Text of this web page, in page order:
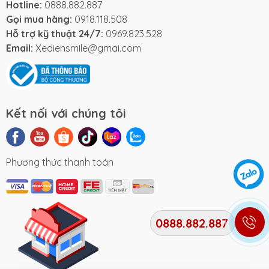
ngay chỉ từ 4-5 ngày
Thời gian mở cửa linh hoạt: 8:00 - 20:00 (Tất cả các
ngày trong tuần)
Hotline mua hàng
Website:xediensmile.com
Email:
Xediensmile@gmail.com
Fanpage:Xe Điện Smile
Youtube :Xe Điện Smile
Địa chỉ cửa hàng:
CN1: 285A Hậu Giang, Phường 9, Quận 6, TP.HCM
CN2: 188 Lạc Long Quân, Phường 3, Quận 11,
TP.HCM
CN3: 190 Lạc Long Quân, Phường 3, Quận 11,
Hotline: 0888.882.887
Gọi mua hàng: 0918.118.508
Hỗ trợ kỹ thuật 24/7: 0969.823.528
Email: Xediensmile@gmai.com
Kết nối với chúng tôi
Phương thức thanh toán
0888.882.887